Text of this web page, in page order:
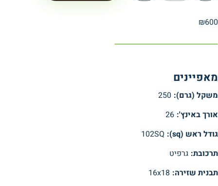
₪600
מאפיינים
משקל (גרם): 250
אורך באינץ': 26
גודל ראש (sq):
102SQ
תרכובת: גרפיט
תבנית שזירה: 16x18